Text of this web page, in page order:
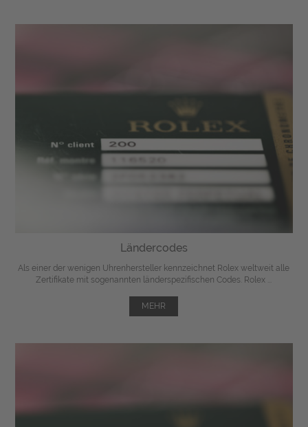
Ländercodes
Als einer der wenigen Uhrenhersteller kennzeichnet Rolex weltweit alle
Zertifikate mit sogenannten länderspezifischen Codes. Rolex ...
MEHR